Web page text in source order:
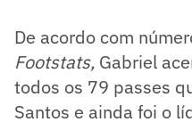
De acordo com
Footstats, Gabriel
todos os 79 passes
Santos e ainda foi o